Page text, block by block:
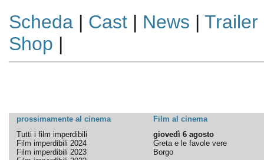
Scheda| Cast| News | Trailer
Shop |
prossimamente al cinema
Film al cinema
Tutti i film imperdibili
Film imperdibili 2024
Film imperdibili 2023
giovedì 6 agosto
Greta e le favole vere
Borgo